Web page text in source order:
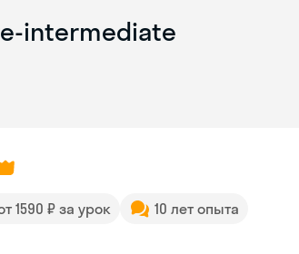
intermediate
1590 ₽ за урок 10 лет опыта